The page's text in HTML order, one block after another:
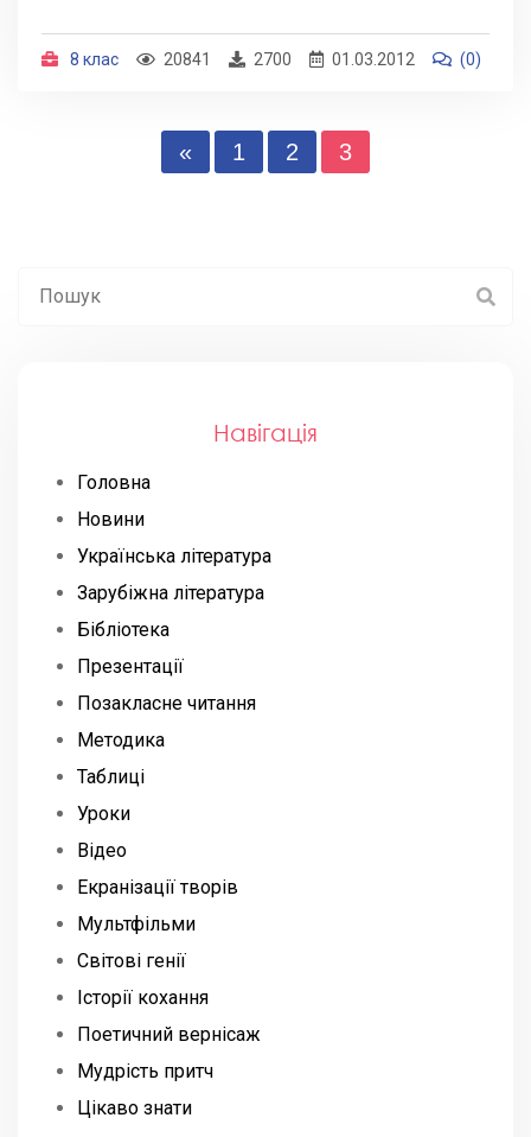
8 клас 20841 2700 01.03.2012 (0)
« 1 2 3
Навігація
Головна
Новини
Українська література
Зарубіжна література
Бібліотека
Презентації
Позакласне читання
Методика
Таблиці
Уроки
Відео
Екранізації творів
Мультфільми
Світові генії
Історії кохання
Поетичний вернісаж
Мудрість притч
Цікаво знати